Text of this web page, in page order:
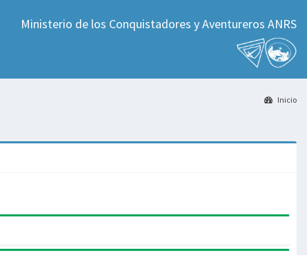
Ministerio de los Conquistadores y Aventureros ANRS
Inicio